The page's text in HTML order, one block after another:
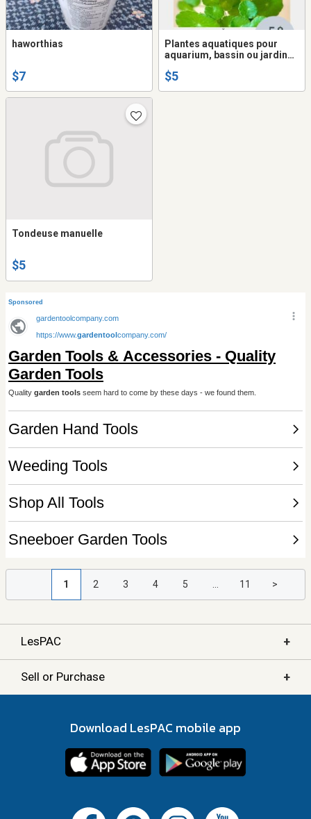
haworthias
$7
Plantes aquatiques pour
aquarium, bassin ou jardin
$5
Tondeuse manuelle
$5
1 2 3 4 5 ... 11 >
LesPAC +
Sell or Purchase +
Download LesPAC mobile app